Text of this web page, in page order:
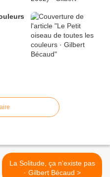
La Solitude, ça n'existe pas
· Gilbert Bécaud >